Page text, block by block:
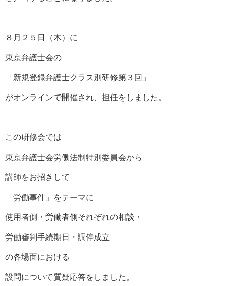
８月２５日（木）に
東京弁護士会の
「新規登録弁護士クラス別研修第３回」
がオンラインで開催され、担任をしました。
この研修会では
東京弁護士会労働法制特別委員会から
講師をお招きして
「労働事件」をテーマに
使用者側・労働者側それぞれの相談・
労働審判手続期日・調停成立
の各場面における
設問について質疑応答をしました。